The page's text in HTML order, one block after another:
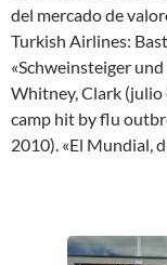
del mercado de
Turkish Airlines:
«Schweinsteiger
Whitney, Clark (julio
camp hit by flu
2010). «El Mundial,